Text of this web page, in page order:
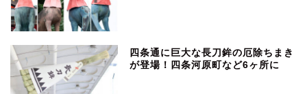
四条通に巨大な長刀鉾の厄除ちまき
が登場！四条河原町など6ヶ所に